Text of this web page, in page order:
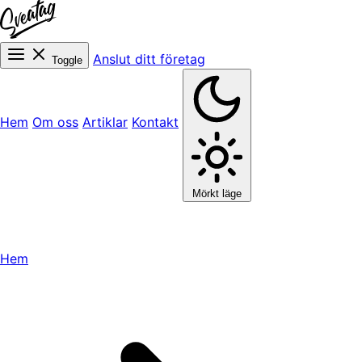
Toggle Anslut ditt företag
Hem Om oss Artiklar Kontakt
Mörkt läge
Hem